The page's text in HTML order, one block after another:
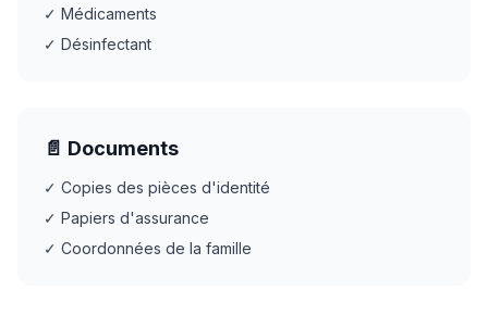
✓ Médicaments
✓ Désinfectant
📄 Documents
✓ Copies des pièces d'identité
✓ Papiers d'assurance
✓ Coordonnées de la famille